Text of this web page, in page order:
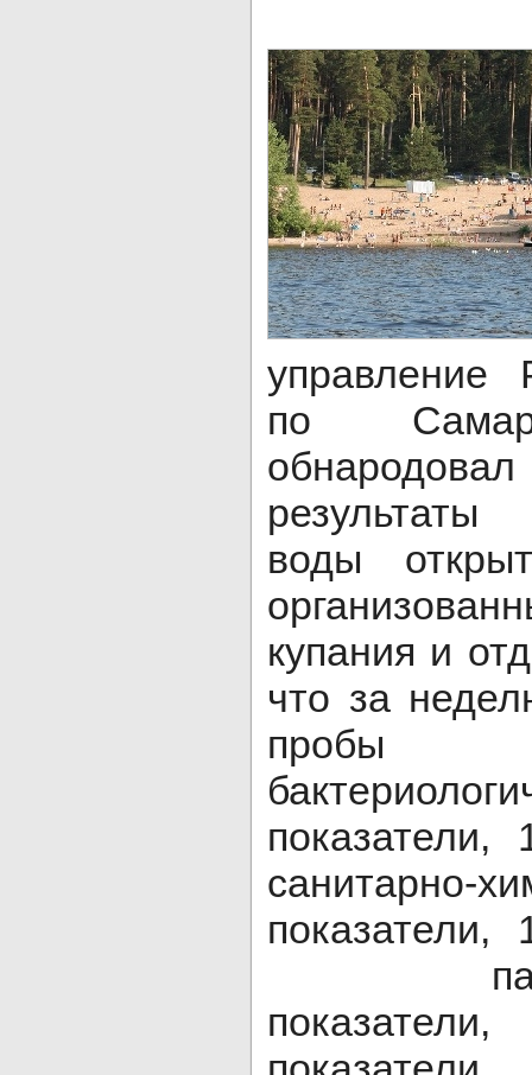
управление
по
воды
купания и
что за
санитарно-